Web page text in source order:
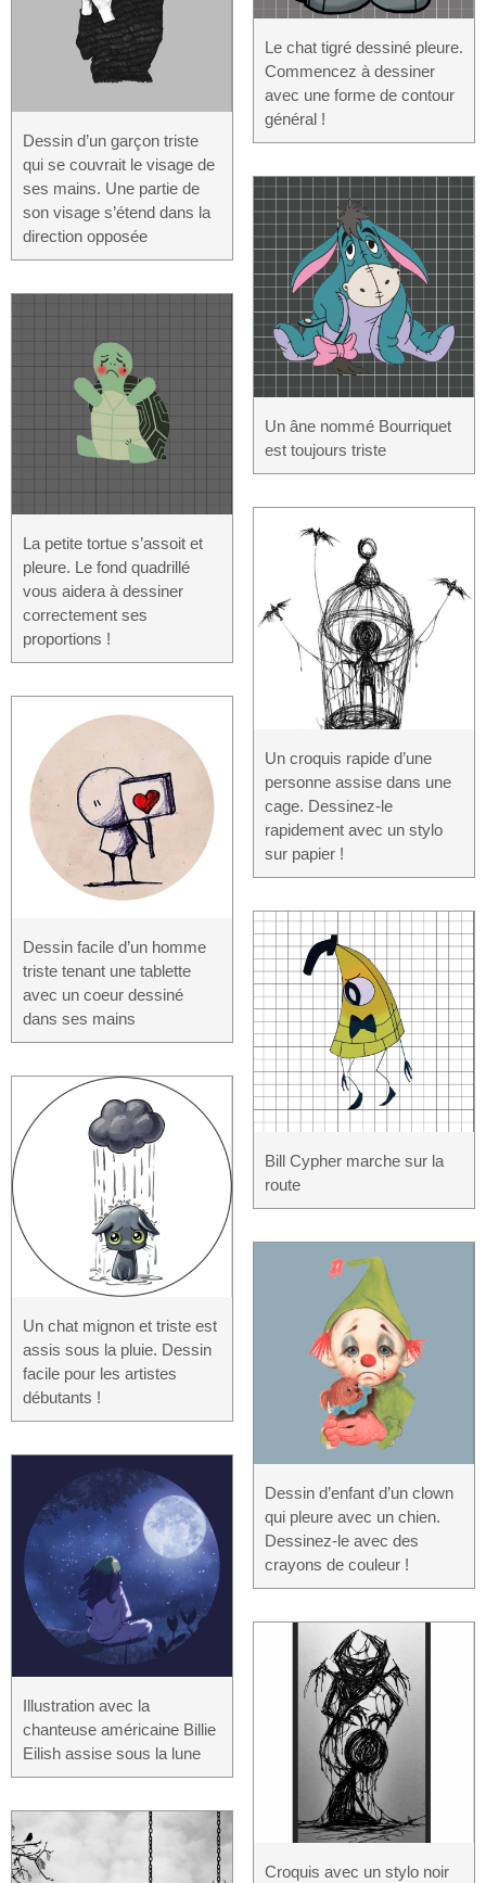
Dessin d’un garçon triste
qui se couvrait le visage de
ses mains. Une partie de
son visage s’étend dans la
direction opposée
La petite tortue s’assoit et
pleure. Le fond quadrillé
vous aidera à dessiner
correctement ses
proportions !
Dessin facile d’un homme
triste tenant une tablette
avec un coeur dessiné
dans ses mains
Un chat mignon et triste est
assis sous la pluie. Dessin
facile pour les artistes
débutants !
Illustration avec la
chanteuse américaine Billie
Eilish assise sous la lune
Le chat tigré dessiné pleure.
Commencez à dessiner
avec une forme de contour
général !
Un âne nommé Bourriquet
est toujours triste
Un croquis rapide d’une
personne assise dans une
cage. Dessinez-le
rapidement avec un stylo
sur papier !
Bill Cypher marche sur la
route
Dessin d’enfant d’un clown
qui pleure avec un chien.
Dessinez-le avec des
crayons de couleur !
Croquis avec un stylo noir